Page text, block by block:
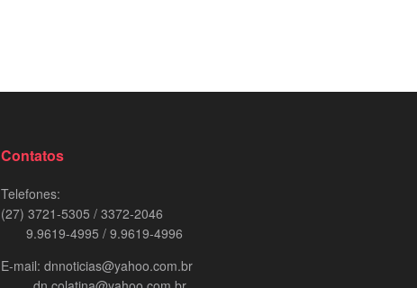
Contatos
Telefones:
(27) 3721-5305 / 3372-2046
9.9619-4995 / 9.9619-4996
E-mail: dnnoticias@yahoo.com.br